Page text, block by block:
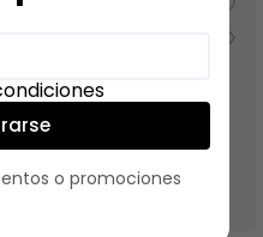
o promociones